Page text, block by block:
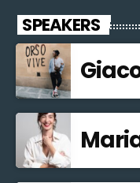
SPEAKERS